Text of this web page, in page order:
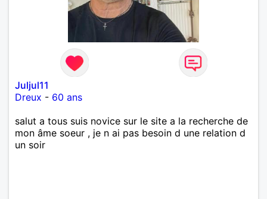
Juljul11
Dreux - 60 ans
salut a tous suis novice sur le site a la recherche de
mon âme soeur , je n ai pas besoin d une relation d
un soir